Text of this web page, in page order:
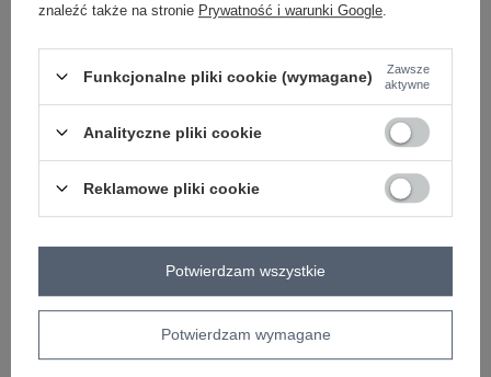
jasny beżowy +
XL 4070123021578 +
ZALOGUJ SIĘ I ZOBACZ CENĘ
Masz pytanie? Chętnie pomożemy.
znaleźć także na stronie Prywatność i warunki Google
Funkcjonalne pliki cookie (wymagane)
Zawsze
aktywne
Analityczne pliki cookie
Reklamowe pliki cookie
Potwierdzam wymagane
Potwierdzam wszystkie